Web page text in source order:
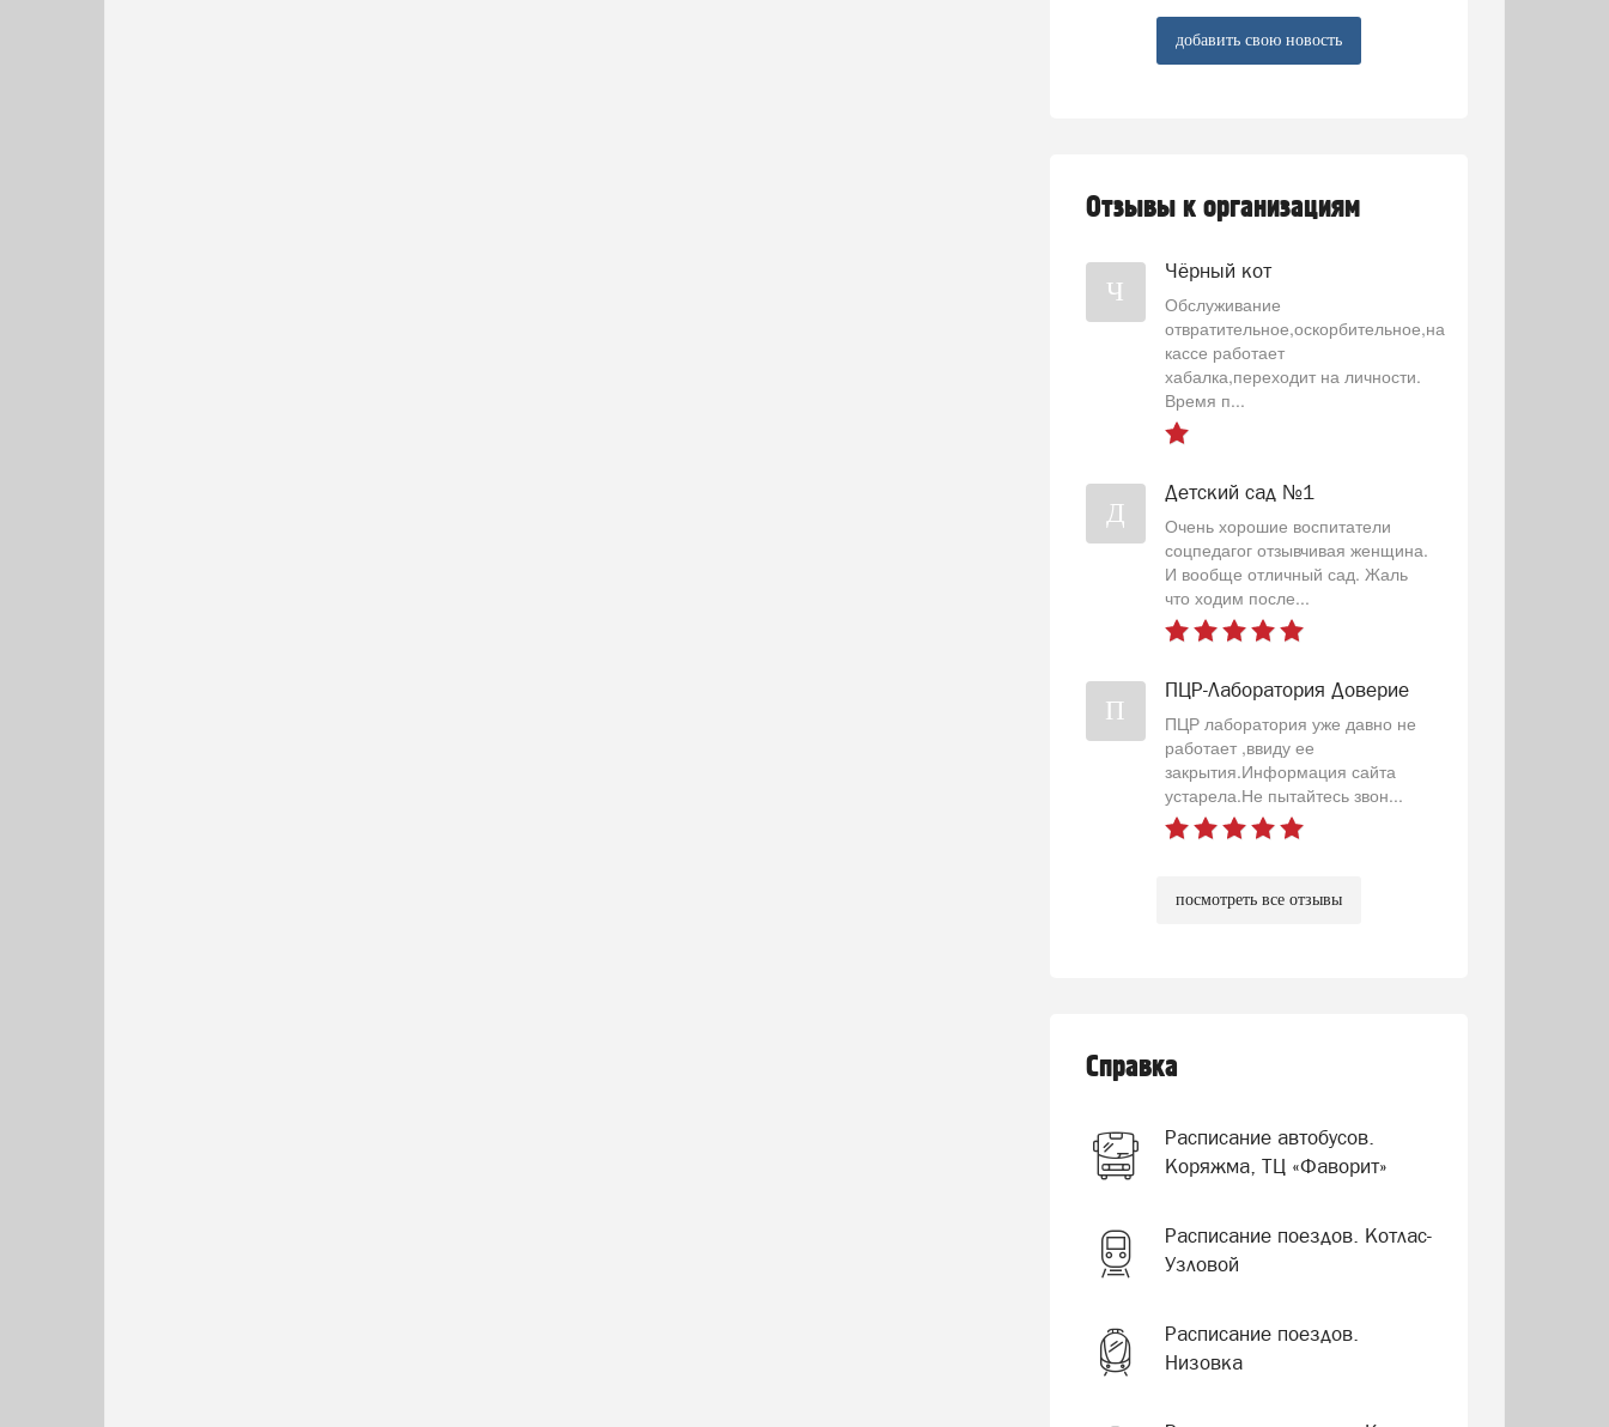
добавить свою новость
Отзывы к организациям
Ч
Чёрный кот
Обслуживание
отвратительное,оскорбительное,на
кассе работает
хабалка,переходит на личности.
Время п...
Д
Детский сад №1
Очень хорошие воспитатели
соцпедагог отзывчивая женщина.
И вообще отличный сад. Жаль
что ходим после...
П
ПЦР-Лаборатория Доверие
ПЦР лаборатория уже давно не
работает ,ввиду ее
закрытия.Информация сайта
устарела.Не пытайтесь звон...
посмотреть все отзывы
Справка
Расписание автобусов.
Коряжма, ТЦ «Фаворит»
Расписание поездов. Котлас-
Узловой
Расписание поездов.
Низовка